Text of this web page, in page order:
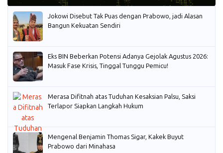
Jokowi Disebut Tak Puas dengan Prabowo, jadi Alasan
Bangun Kekuatan Sendiri
Eks BIN Beberkan Potensi Adanya Gejolak Agustus 2026:
Masuk Fase Krisis, Tinggal Tunggu Pemicu!
Merasa Difitnah atas Tuduhan Kesaksian Palsu, Saksi
Terlapor Siapkan Langkah Hukum
Mengenal Benjamin Thomas Sigar, Kakek Buyut
Prabowo dari Minahasa